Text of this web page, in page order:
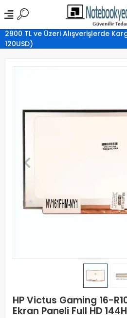
2900 TL ve Üzeri Alışverişlerde
120USD)
HP Victus Gaming 16-
Ekran Paneli Full HD